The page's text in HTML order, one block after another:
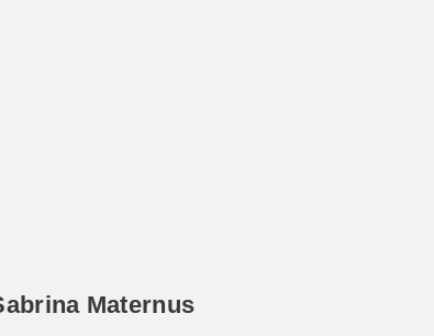
Maternus